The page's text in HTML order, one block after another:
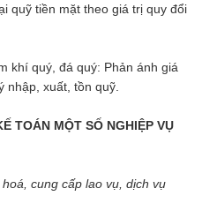
quỹ tiền mặt theo giá trị quy đổi
khí quý, đá quý: Phản ánh giá
nhập, xuất, tồn quỹ.
TOÁN MỘT SỐ NGHIỆP VỤ
cung cấp lao vụ, dịch vụ